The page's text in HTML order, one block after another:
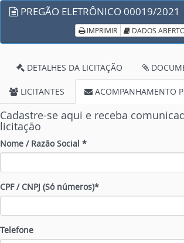
PREGÃO ELETRÔNICO 00019/2021
IMPRIMIR DADOS
DETALHES DA LICITAÇÃO
LICITANTES ACOMPANHAMENTO
Cadastre-se aqui e receba
licitação
Nome / Razão Social *
CPF / CNPJ (Só números)*
Telefone